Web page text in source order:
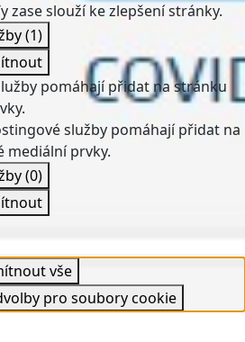
zase slouží ke zlepšení stránky.
(1)
pomáhají přidat na stránku
služby pomáhají přidat na
mediální prvky.
(0)
vše
pro soubory cookie